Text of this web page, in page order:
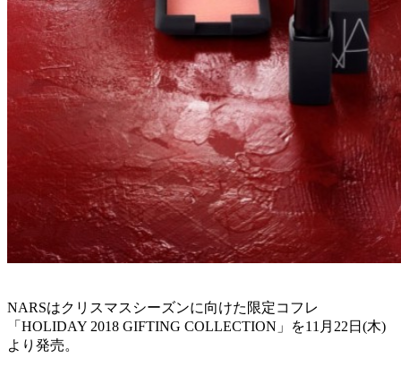
NARSはクリスマスシーズンに向けた限定コフレ
「HOLIDAY 2018 GIFTING COLLECTION」を11月22日(木)
より発売。